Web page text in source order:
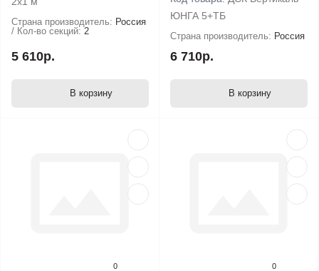
Страна производитель: Россия
Кол-во секций: 2
5 610р.
В корзину
ЮНГА 5+ТБ
Страна производитель: Россия
6 710р.
В корзину
0 0